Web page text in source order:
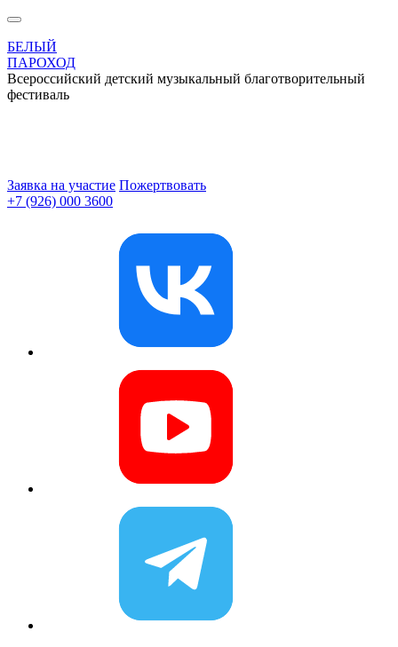
БЕЛЫЙ
ПАРОХОД
Всероссийский детский музыкальный благотворительный
фестиваль
Заявка на участие Пожертвовать
+7 (926) 000 3600